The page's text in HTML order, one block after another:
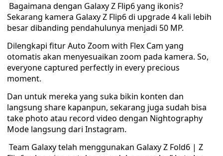
Bagaimana dengan Galaxy Z Flip6 yang ikonis?
Sekarang kamera Galaxy Z Flip6 di upgrade 4 kali lebih
besar dibanding pendahulunya menjadi 50 MP.
Dilengkapi fitur Auto Zoom with Flex Cam yang
otomatis akan menyesuaikan zoom pada kamera. So,
everyone captured perfectly in every precious
moment.
Dan untuk mereka yang suka bikin konten dan
langsung share kapanpun, sekarang juga sudah bisa
take photo atau record video dengan Nightography
Mode langsung dari Instagram.
Team Galaxy telah menggunakan Galaxy Z Fold6 | Z